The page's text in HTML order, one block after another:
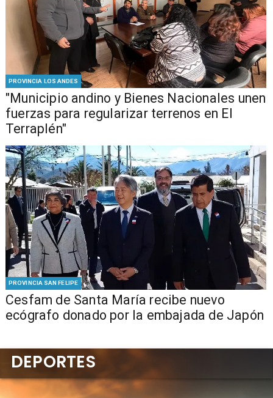
PROVINCIA LOS ANDES
"Municipio andino y Bienes Nacionales unen
fuerzas para regularizar terrenos en El
Terraplén"
PROVINCIA SAN FELIPE
Cesfam de Santa María recibe nuevo
ecógrafo donado por la embajada de Japón
DEPORTES